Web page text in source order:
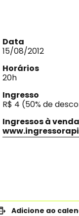
Data
15/08/2012
Horários
20h
Ingresso
R$ 4 (50% de
Ingressos à
Adicione ao